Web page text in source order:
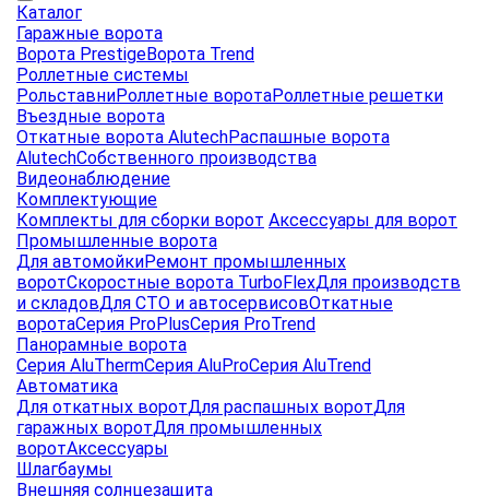
Каталог
Гаражные ворота
Ворота PrestigeВорота Trend
Роллетные системы
РольставниРоллетные воротаРоллетные решетки
Въездные ворота
Откатные ворота AlutechРаспашные ворота
AlutechСобственного производства
Видеонаблюдение
Комплектующие
Комплекты для сборки ворот Аксессуары для ворот
Промышленные ворота
Для автомойкиРемонт промышленных
воротСкоростные ворота TurboFlexДля производств
и складовДля СТО и автосервисовОткатные
воротаСерия ProPlusСерия ProTrend
Панорамные ворота
Серия AluThermСерия AluProСерия AluTrend
Автоматика
Для откатных воротДля распашных воротДля
гаражных воротДля промышленных
воротАксессуары
Шлагбаумы
Внешняя солнцезащита